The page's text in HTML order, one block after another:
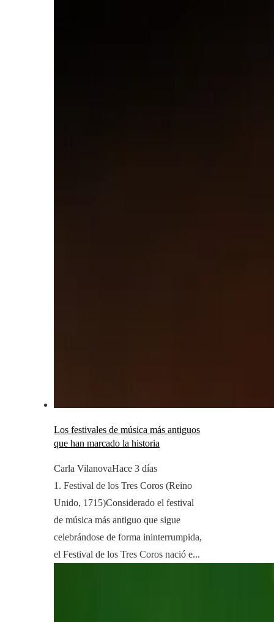
Los festivales de música más antiguos
que han marcado la historia
Carla VilanovaHace 3 días
1. Festival de los Tres Coros (Reino
Unido, 1715)Considerado el festival
de música más antiguo que sigue
celebrándose de forma ininterrumpida,
el Festival de los Tres Coros nació e...